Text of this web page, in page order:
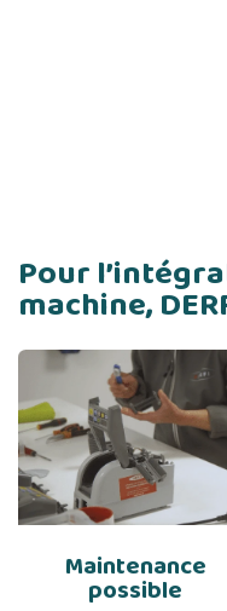
Pour
machine,
Maintenance
possible